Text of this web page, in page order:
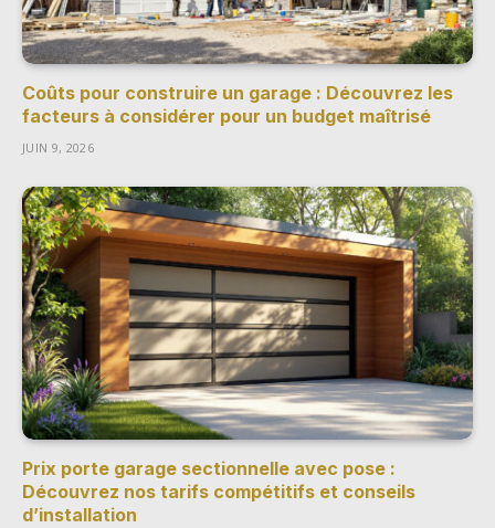
Coûts pour construire un garage : Découvrez les
facteurs à considérer pour un budget maîtrisé
JUIN 9, 2026
Prix porte garage sectionnelle avec pose :
Découvrez nos tarifs compétitifs et conseils
d’installation